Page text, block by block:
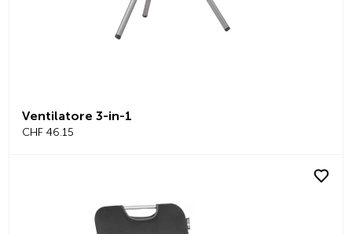
Ventilatore 3-in-1
CHF 46.15